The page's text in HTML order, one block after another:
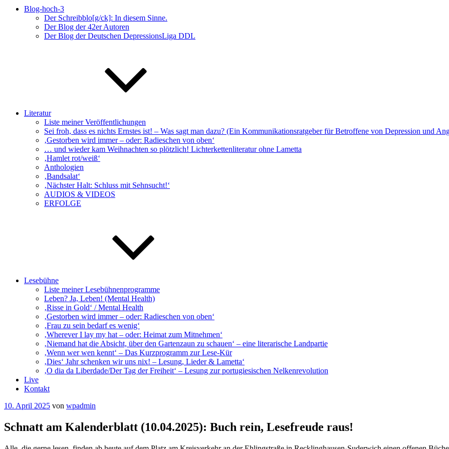
Blog-hoch-3
Der Schreibblo[g/ck]: In diesem Sinne.
Der Blog der 42er Autoren
Der Blog der Deutschen DepressionsLiga DDL
Literatur
Liste meiner Veröffentlichungen
Sei froh, dass es nichts Ernstes ist! – Was sagt man dazu? (Ein Kommunikationsratgeber für Betroffene von Depression und
‚Gestorben wird immer – oder: Radieschen von oben‘
… und wieder kam Weihnachten so plötzlich! Lichterkettenliteratur ohne Lametta
‚Hamlet rot/weiß‘
Anthologien
‚Bandsalat‘
‚Nächster Halt: Schluss mit Sehnsucht!‘
AUDIOS & VIDEOS
ERFOLGE
Lesebühne
Liste meiner Lesebühnenprogramme
Leben? Ja, Leben! (Mental Health)
‚Risse in Gold‘ / Mental Health
‚Gestorben wird immer – oder: Radieschen von oben‘
‚Frau zu sein bedarf es wenig‘
‚Wherever I lay my hat – oder: Heimat zum Mitnehmen‘
‚Niemand hat die Absicht, über den Gartenzaun zu schauen‘ – eine literarische Landpartie
‚Wenn wer wen kennt‘ – Das Kurzprogramm zur Lese-Kür
‚Dies‘ Jahr schenken wir uns nix! – Lesung, Lieder & Lametta‘
‚O dia da Liberdade/Der Tag der Freiheit‘ – Lesung zur portugiesischen Nelkenrevolution
Live
Kontakt
Veröffentlicht
10. April 2025 von wpadmin
Schnatt am Kalenderblatt (10.04.2025): Buch rein, Lesefreude raus!